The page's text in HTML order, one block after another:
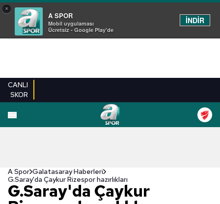
×
A SPOR
Mobil uygulaması
Ücretsiz - Google Play'de
İNDİR
CANLI
SKOR
A Spor Galatasaray Haberleri
G.Saray'da Çaykur Rizespor hazırlıkları
G.Saray'da Çaykur